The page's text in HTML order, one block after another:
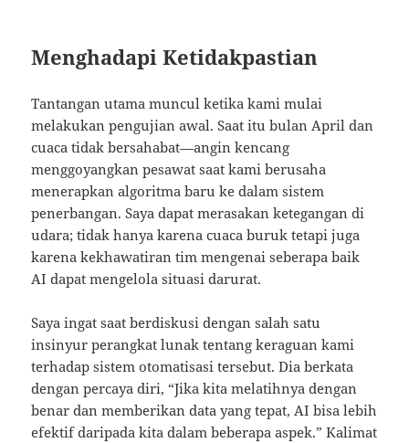
Menghadapi Ketidakpastian
Tantangan utama muncul ketika kami mulai
melakukan pengujian awal. Saat itu bulan April dan
cuaca tidak bersahabat—angin kencang
menggoyangkan pesawat saat kami berusaha
menerapkan algoritma baru ke dalam sistem
penerbangan. Saya dapat merasakan ketegangan di
udara; tidak hanya karena cuaca buruk tetapi juga
karena kekhawatiran tim mengenai seberapa baik
AI dapat mengelola situasi darurat.
Saya ingat saat berdiskusi dengan salah satu
insinyur perangkat lunak tentang keraguan kami
terhadap sistem otomatisasi tersebut. Dia berkata
dengan percaya diri, “Jika kita melatihnya dengan
benar dan memberikan data yang tepat, AI bisa lebih
efektif daripada kita dalam beberapa aspek.” Kalimat